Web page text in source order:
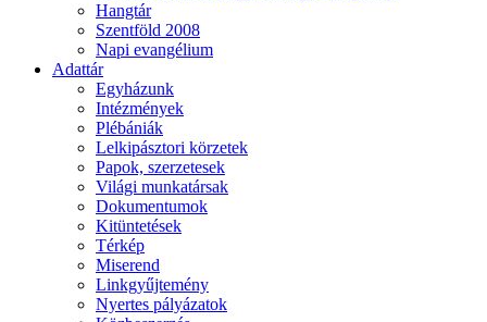
Hangtár
Szentföld 2008
Napi evangélium
Adattár
Egyházunk
Intézmények
Plébániák
Lelkipásztori körzetek
Papok, szerzetesek
Világi munkatársak
Dokumentumok
Kitüntetések
Térkép
Miserend
Linkgyűjtemény
Nyertes pályázatok